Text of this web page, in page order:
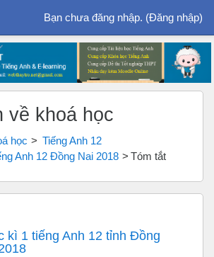
Bạn chưa đăng nhập. (Đăng nhập)
về khoá học
học
Tiếng Anh 12
Anh 12 Đồng Nai 2018
Tóm tắt
kì 1 tiếng Anh 12 tỉnh Đồng